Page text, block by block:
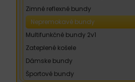
zimné reflexné bundy
nepremokavé bundy
multifunkčné bundy 2v1
zateplené košele
dámske bundy
športové bundy